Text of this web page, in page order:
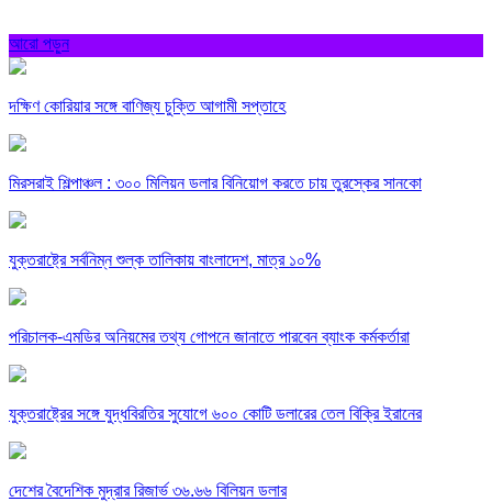
আরো পড়ুন
দক্ষিণ কোরিয়ার সঙ্গে বাণিজ্য চুক্তি আগামী সপ্তাহে
মিরসরাই শিল্পাঞ্চল : ৩০০ মিলিয়ন ডলার বিনিয়োগ করতে চায় তুরস্কের সানকো
যুক্তরাষ্ট্রে সর্বনিম্ন শুল্ক তালিকায় বাংলাদেশ, মাত্র ১০%
পরিচালক-এমডির অনিয়মের তথ্য গোপনে জানাতে পারবেন ব্যাংক কর্মকর্তারা
যুক্তরাষ্ট্রের সঙ্গে যুদ্ধবিরতির সুযোগে ৬০০ কোটি ডলারের তেল বিক্রি ইরানের
দেশের বৈদেশিক মুদ্রার রিজার্ভ ৩৬.৬৬ বিলিয়ন ডলার